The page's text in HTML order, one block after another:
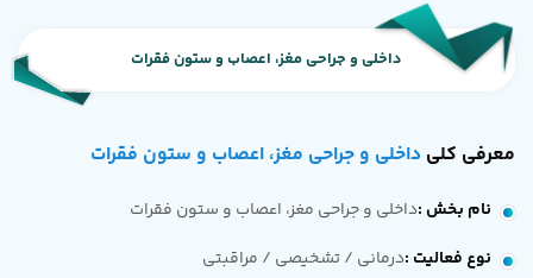
داخلی و جراحی مغز، اعصاب و ستون فقرات
معرفی کلی داخلی و جراحی مغز، اعصاب و ستون فقرات
نام بخش :داخلی و جراحی مغز، اعصاب و ستون فقرات
نوع فعالیت :درمانی / تشخیصی / مراقبتی